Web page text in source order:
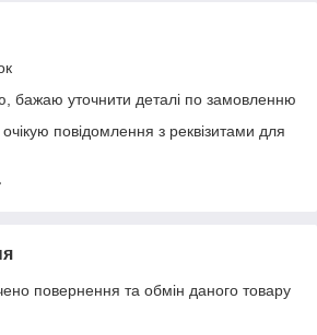
бажаю уточнити деталі по замовленню
повідомлення з реквізитами для
повернення та обмін даного товару